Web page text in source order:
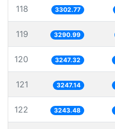
118 3302.77
119 3290.99
120 3247.32
121 3247.14
122 3243.48